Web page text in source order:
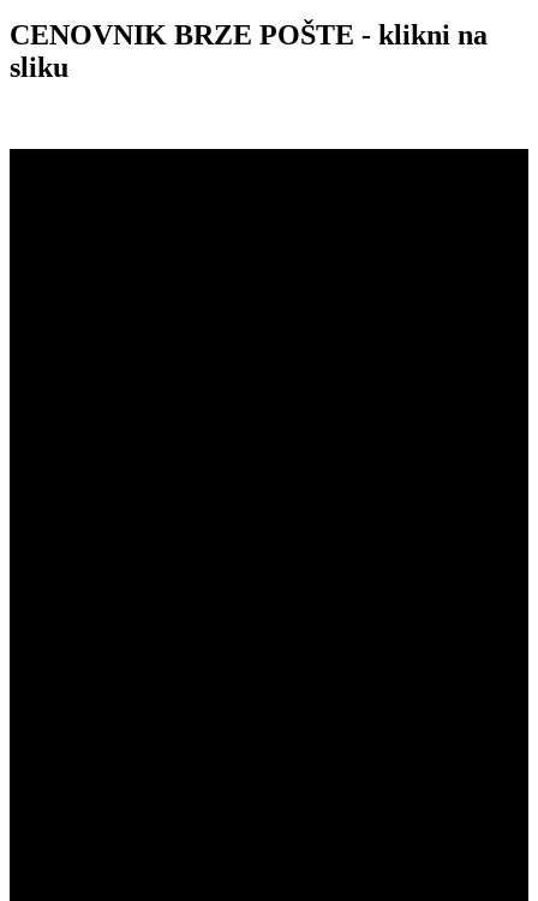
CENOVNIK BRZE POŠTE - klikni na
sliku